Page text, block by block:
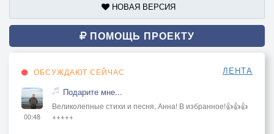
НОВАЯ ВЕРСИЯ
ПОМОЩЬ ПРОЕКТУ
ОБСУЖДАЮТ СЕЙЧАС ЛЕНТА
00:48
Подарите мне...
Великолепные стихи и песня, Анна! В избранное!👍👍👍
+++++